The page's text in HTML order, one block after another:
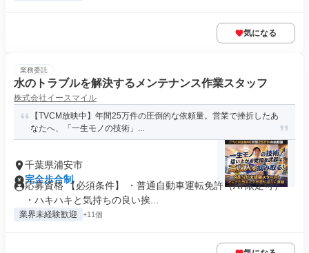
気になる
業務委託
水のトラブルを解決するメンテナンス作業スタッフ
株式会社イースマイル
【TVCM放映中】年間25万件の圧倒的な依頼量。営業で挫折したあ
なたへ、「一生モノの技術」...
千葉県浦安市
完全歩合制
応募資格 【必須条件】 ・普通自動車運転免許（AT限定可）
・ハキハキと気持ちの良い挨...
業界未経験歓迎 +11個